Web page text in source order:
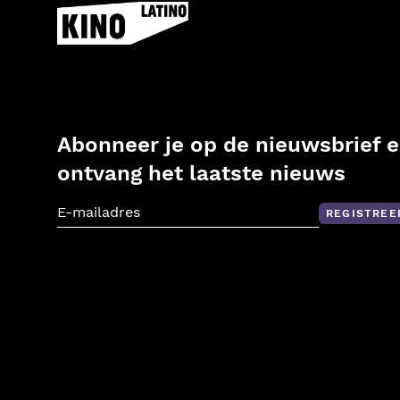
Abonneer je op de nieuwsbrief
ontvang het laatste nieuws
E-mailadres